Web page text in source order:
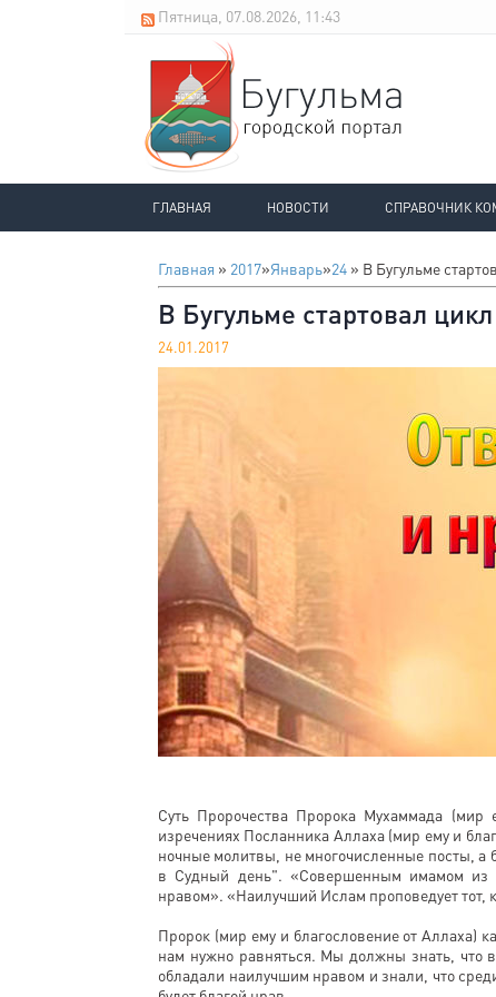
Пятница, 07.08.2026, 11:43
ГЛАВНАЯ НОВОСТИ СПРАВОЧНИК
Главная » 2017»Январь»24 » В Бугульме
В Бугульме стартовал
24.01.2017
Суть Пророчества Пророка Мухаммада
изречениях Посланника Аллаха (мир ему и
ночные молитвы, не многочисленные посты, а
в Судный день". «Совершенным имамом из
нравом». «Наилучший Ислам проповедует тот,
Пророк (мир ему и благословение от Аллаха)
нам нужно равняться. Мы должны знать, что
обладали наилучшим нравом и знали, что